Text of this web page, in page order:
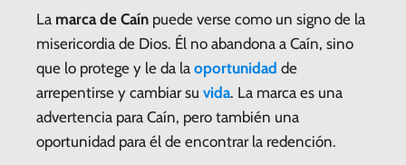
La marca de Caín puede verse como un signo de la
misericordia de Dios. Él no abandona a Caín, sino
que lo protege y le da la oportunidad de
arrepentirse y cambiar su vida. La marca es una
advertencia para Caín, pero también una
oportunidad para él de encontrar la redención.